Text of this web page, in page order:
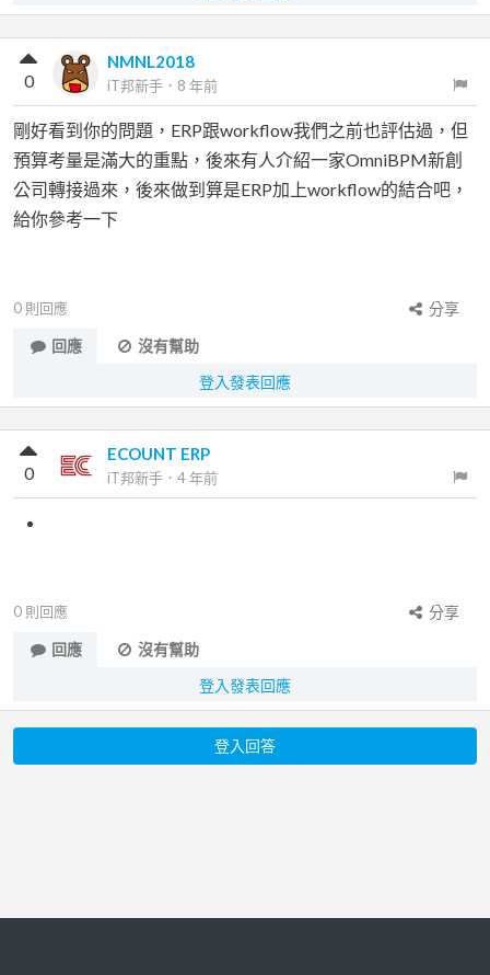
NMNL2018
iT邦新手 ． 8 年前
0
剛好看到你的問題，ERP跟workflow我們之前也評估過，但
預算考量是滿大的重點，後來有人介紹一家OmniBPM新創
公司轉接過來，後來做到算是ERP加上workflow的結合吧，
給你參考一下
0 則回應
分享
回應
沒有幫助
登入發表回應
ECOUNT ERP
iT邦新手 ． 4 年前
0
0 則回應
分享
回應
沒有幫助
登入發表回應
登入回答